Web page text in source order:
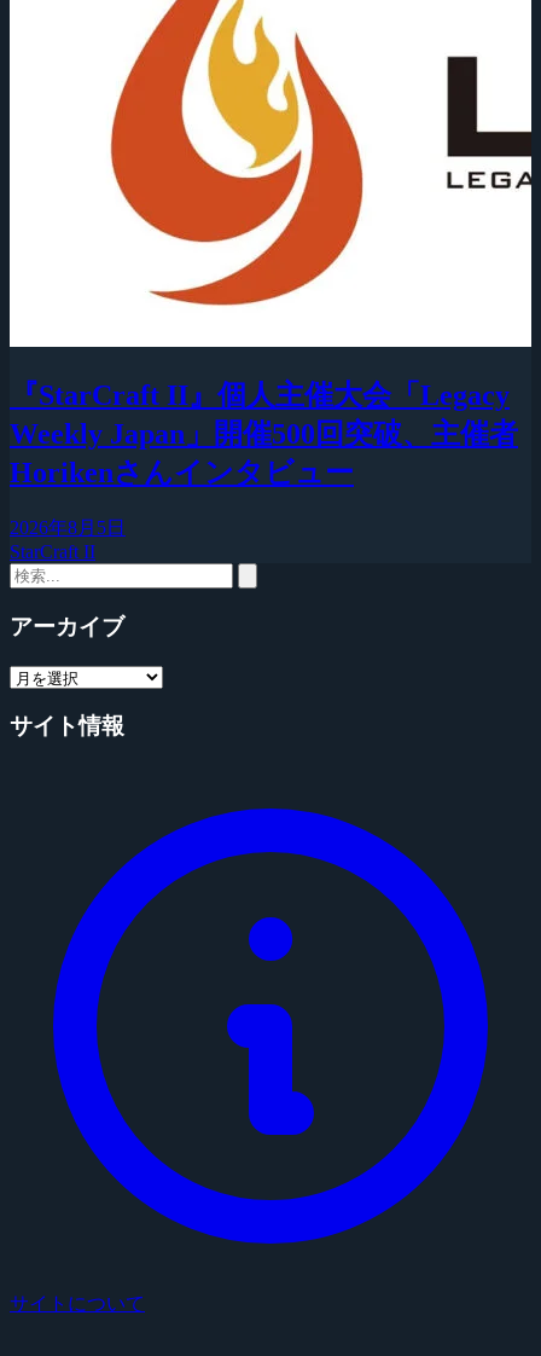
『StarCraft II』個人主催大会「Legacy
Weekly Japan」開催500回突破、主催者
Horikenさんインタビュー
2026年8月5日
StarCraft II
アーカイブ
サイト情報
サイトについて